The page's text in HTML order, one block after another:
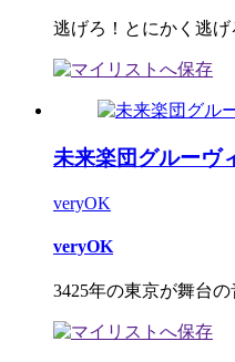
逃げろ！とにかく逃げ
未来楽団グルーヴ
veryOK
veryOK
3425年の東京が舞台の